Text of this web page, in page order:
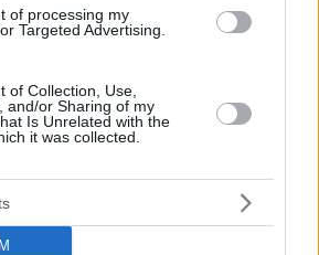
of processing my
Targeted Advertising.
of Collection, Use,
and/or Sharing of my
Is Unrelated with the
it was collected.
κύκλο» της οικονομίας